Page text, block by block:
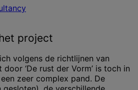
project
volgens de richtlijnen van
‘De rust der Vorm’ is toch in
zeer complex pand. De